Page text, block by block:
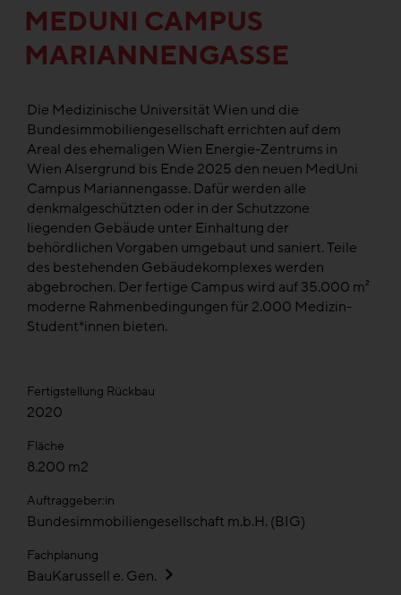
MEDUNI CAMPUS
MARIANNENGASSE
Die Medizinische Universität Wien und die
Bundesimmobiliengesellschaft errichten auf dem
Areal des ehemaligen Wien Energie-Zentrums in
Wien Alsergrund bis Ende 2025 den neuen MedUni
Campus Mariannengasse. Dafür werden alle
denkmalgeschützten oder in der Schutzzone
liegenden Gebäude unter Einhaltung der
behördlichen Vorgaben umgebaut und saniert. Teile
des bestehenden Gebäudekomplexes werden
abgebrochen. Der fertige Campus wird auf 35.000 m²
moderne Rahmenbedingungen für 2.000 Medizin-
Student*innen bieten.
Fertigstellung Rückbau
2020
Fläche
8.200 m2
Auftraggeber:in
Bundesimmobiliengesellschaft m.b.H. (BIG)
Fachplanung
BauKarussell e. Gen.